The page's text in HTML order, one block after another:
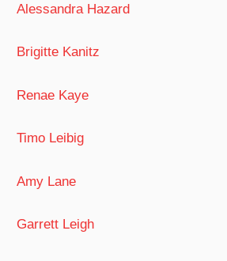
Alessandra Hazard
Brigitte Kanitz
Renae Kaye
Timo Leibig
Amy Lane
Garrett Leigh